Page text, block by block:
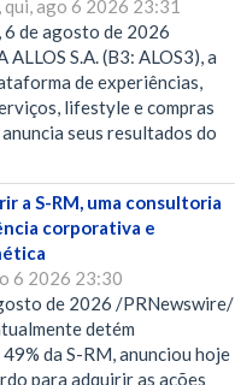
qui, ago 6 2026 23:31
6 de agosto de 2026
S.A. (B3: ALOS3), a
de experiências,
lifestyle e compras
seus resultados do
a S-RM, uma consultoria
corporativa e
6 2026 23:30
de 2026 /PRNewswire/
detém
da S-RM, anunciou hoje
para adquirir as ações